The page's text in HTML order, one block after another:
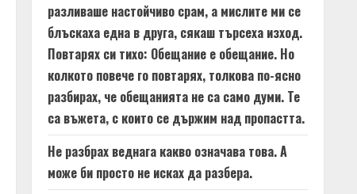
разливаше настойчиво срам, а мислите ми се
блъскаха една в друга, сякаш търсеха изход.
Повтарях си тихо: Обещание е обещание. Но
колкото повече го повтарях, толкова по-ясно
разбирах, че обещанията не са само думи. Те
са въжета, с които се държим над пропастта.
Не разбрах веднага какво означава това. А
може би просто не исках да разбера.